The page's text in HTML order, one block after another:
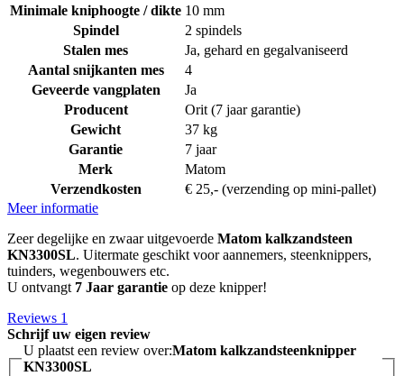
Minimale kniphoogte / dikte 10 mm
Spindel
2 spindels
Stalen mes
Ja, gehard en gegalvaniseerd
Aantal snijkanten mes
4
Geveerde vangplaten
Ja
Producent
Orit (7 jaar garantie)
Gewicht
37 kg
Garantie
7 jaar
Merk
Matom
Verzendkosten
€ 25,- (verzending op mini-pallet)
Meer informatie
Zeer degelijke en zwaar uitgevoerde Matom kalkzandsteen
KN3300SL. Uitermate geschikt voor aannemers, steenknippers,
tuinders, wegenbouwers etc.
U ontvangt 7 Jaar garantie op deze knipper!
Reviews 1
Schrijf uw eigen review
U plaatst een review over:Matom kalkzandsteenknipper
KN3300SL